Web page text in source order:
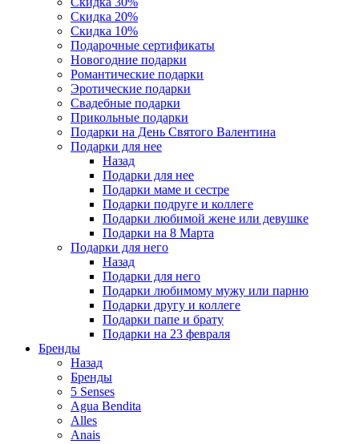
Скидка 20%
Скидка 10%
Подарочные сертификаты
Новогодние подарки
Романтические подарки
Эротические подарки
Свадебные подарки
Прикольные подарки
Подарки на День Святого Валентина
Подарки для нее
Назад
Подарки для нее
Подарки маме и сестре
Подарки подруге и коллеге
Подарки любимой жене или девушке
Подарки на 8 Марта
Подарки для него
Назад
Подарки для него
Подарки любимому мужу или парню
Подарки другу и коллеге
Подарки папе и брату
Подарки на 23 февраля
Бренды
Назад
Бренды
5 Senses
Agua Bendita
Alles
Anais